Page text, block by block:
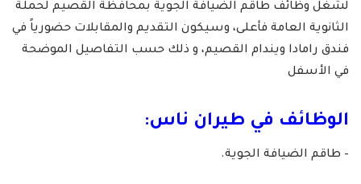
لشغل وظائف طاقم الضيافة الجوية بمحافظة القصيم لحملة
الثانوية العامة فأعلى، وسيكون التقديم والمقابلات حضورياً في
فندق رامادا ويندام القصيم، و ذلك حسب التفاصيل الموضحة
في الأسفل
الوظائف في طيران ناس:
– طاقم الضيافة الجوية.